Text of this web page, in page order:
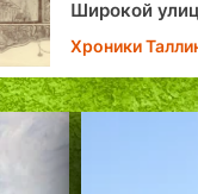
Широкой улице
Хроники Таллина